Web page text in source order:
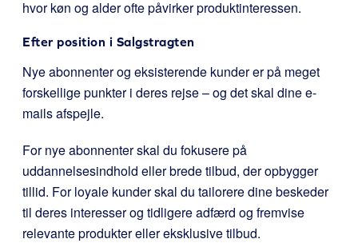
hvor køn og alder ofte påvirker produktinteressen.
Efter position i Salgstragten
Nye abonnenter og eksisterende kunder er på meget
forskellige punkter i deres rejse – og det skal dine e-
mails afspejle.
For nye abonnenter skal du fokusere på
uddannelsesindhold eller brede tilbud, der opbygger
tillid. For loyale kunder skal du tailorere dine beskeder
til deres interesser og tidligere adfærd og fremvise
relevante produkter eller eksklusive tilbud.